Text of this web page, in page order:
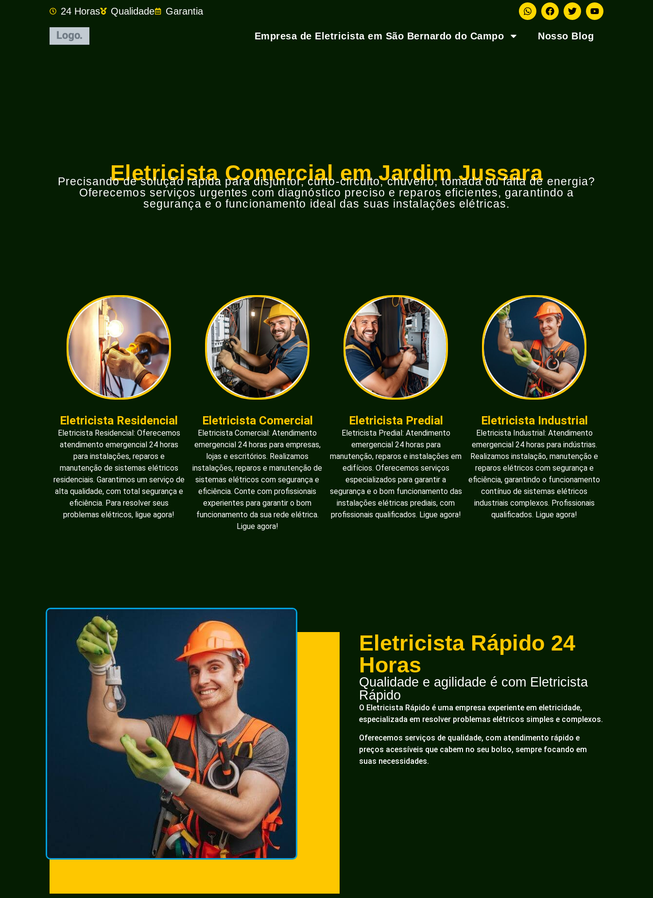
24 Horas Qualidade Garantia
Empresa de Eletricista em São Bernardo do Campo Nosso Blog
Eletricista Comercial em Jardim Jussara
Precisando de solução rápida para disjuntor, curto-circuito, chuveiro, tomada ou falta de energia?
Oferecemos serviços urgentes com diagnóstico preciso e reparos eficientes, garantindo a
segurança e o funcionamento ideal das suas instalações elétricas.
Eletricista Residencial
Eletricista Residencial: Oferecemos
atendimento emergencial 24 horas
para instalações, reparos e
manutenção de sistemas elétricos
residenciais. Garantimos um serviço de
alta qualidade, com total segurança e
eficiência. Para resolver seus
problemas elétricos, ligue agora!
Eletricista Comercial
Eletricista Comercial: Atendimento
emergencial 24 horas para empresas,
lojas e escritórios. Realizamos
instalações, reparos e manutenção de
sistemas elétricos com segurança e
eficiência. Conte com profissionais
experientes para garantir o bom
funcionamento da sua rede elétrica.
Ligue agora!
Eletricista Predial
Eletricista Predial: Atendimento
emergencial 24 horas para
manutenção, reparos e instalações em
edifícios. Oferecemos serviços
especializados para garantir a
segurança e o bom funcionamento das
instalações elétricas prediais, com
profissionais qualificados. Ligue agora!
Eletricista Industrial
Eletricista Industrial: Atendimento
emergencial 24 horas para indústrias.
Realizamos instalação, manutenção e
reparos elétricos com segurança e
eficiência, garantindo o funcionamento
contínuo de sistemas elétricos
industriais complexos. Profissionais
qualificados. Ligue agora!
Eletricista Rápido 24
Horas
Qualidade e agilidade é com Eletricista
Rápido
O Eletricista Rápido é uma empresa experiente em eletricidade,
especializada em resolver problemas elétricos simples e complexos.
Oferecemos serviços de qualidade, com atendimento rápido e
preços acessíveis que cabem no seu bolso, sempre focando em
suas necessidades.